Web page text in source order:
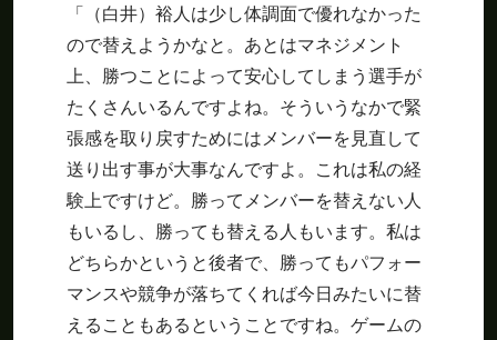
「（白井）裕人は少し体調面で優れなかった
ので替えようかなと。あとはマネジメント
上、勝つことによって安心してしまう選手が
たくさんいるんですよね。そういうなかで緊
張感を取り戻すためにはメンバーを見直して
送り出す事が大事なんですよ。これは私の経
験上ですけど。勝ってメンバーを替えない人
もいるし、勝っても替える人もいます。私は
どちらかというと後者で、勝ってもパフォー
マンスや競争が落ちてくれば今日みたいに替
えることもあるということですね。ゲームの